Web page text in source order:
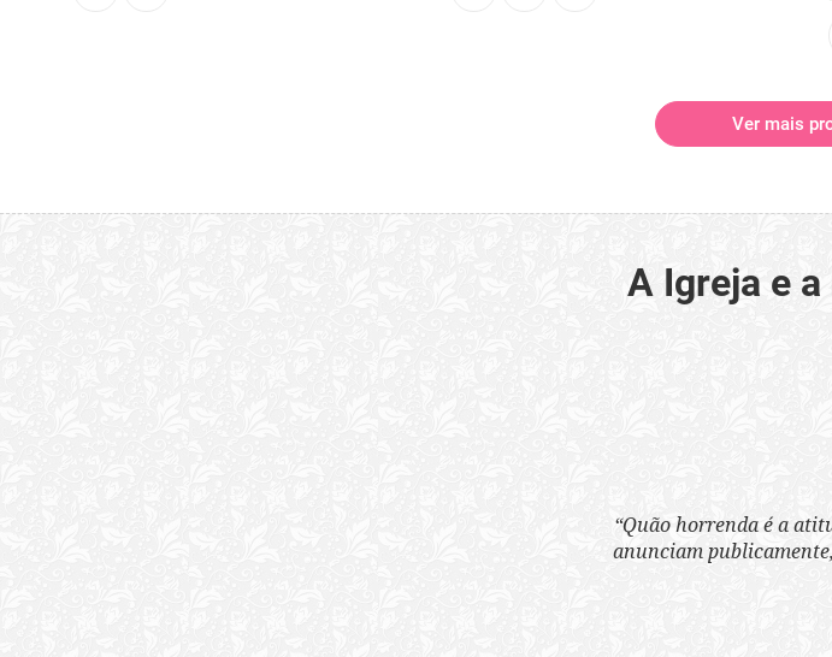
Ver mais
A Igreja e
“Quão horrenda é a atitude daquelas mulheres
anunciam publicamente, em seu modo de vestir,
se serve para